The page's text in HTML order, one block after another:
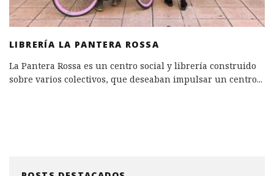
LIBRERÍA LA PANTERA ROSSA
La Pantera Rossa es un centro social y librería construido
sobre varios colectivos, que deseaban impulsar un centro...